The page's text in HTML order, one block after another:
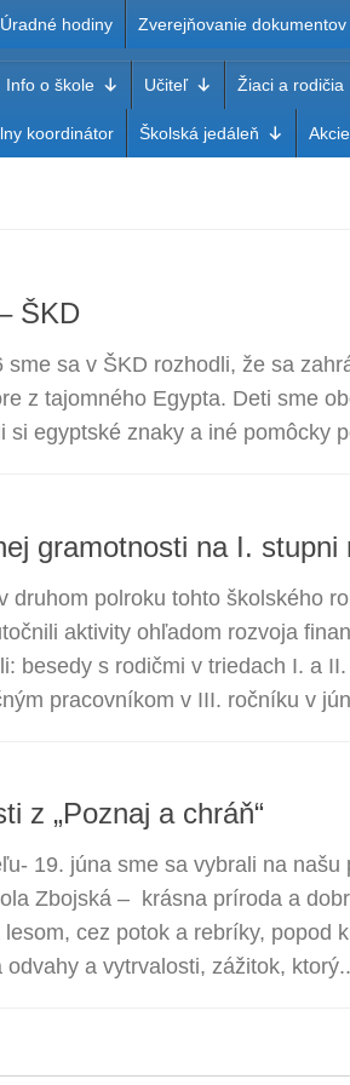
Úradné hodiny Zverejňovanie dokumentov
Info o škole Učiteľ Žiaci a rodičia
koordinátor Školská jedáleň
ŠKD
sme sa v ŠKD rozhodli, že sa
z tajomného Egypta. Deti sme
si egyptské znaky a iné pomôcky
gramotnosti na I. stupni
druhom polroku tohto školského
aktivity ohľadom rozvoja
besedy s rodičmi v triedach I. a
pracovníkom v III. ročníku v
z „Poznaj a chráň“
19. júna sme sa vybrali na našu
Zbojská – krásna príroda a
cez potok a rebríky, popod
a vytrvalosti, zážitok,